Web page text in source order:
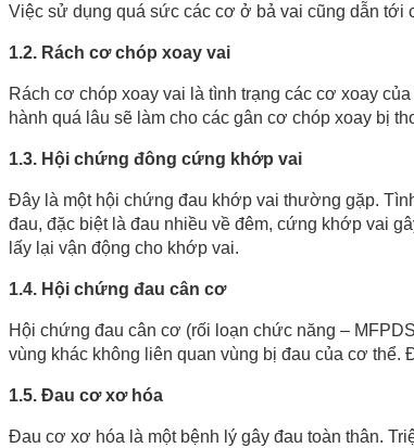
Việc sử dụng quá sức các cơ ở bả vai cũng dẫn tới
1.2. Rách cơ chóp xoay vai
Rách cơ chóp xoay vai là tình trạng các cơ xoay
hành quá lâu sẽ làm cho các gân cơ chóp xoay bị
1.3. Hội chứng đông cứng khớp vai
Đây là một hội chứng đau khớp vai thường gặp.
đau, đặc biệt là đau nhiều về đêm, cứng khớp vai
lấy lại vận động cho khớp vai.
1.4. Hội chứng đau cân cơ
Hội chứng đau cân cơ (rối loạn chức năng –
vùng khác không liên quan vùng bị đau của cơ thể.
1.5. Đau cơ xơ hóa
Đau cơ xơ hóa là một bệnh lý gây đau toàn thân.